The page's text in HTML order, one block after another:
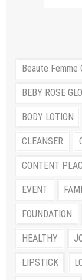
Beaute Femme
BEBY ROSE
BODY LOTION
CLEANSER
CONTENT
EVENT
FOUNDATION
HEALTHY
LIPSTICK